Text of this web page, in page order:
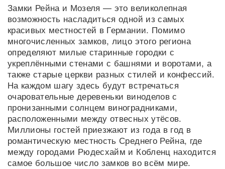
Замки Рейна и Мозеля — это великолепная
возможность насладиться одной из самых
красивых местностей в Германии. Помимо
многочисленных замков, лицо этого региона
определяют милые старинные городки с
укреплёнными стенами с башнями и воротами, а
также старые церкви разных стилей и конфессий.
На каждом шагу здесь будут встречаться
очаровательные деревеньки виноделов с
пронизанными солнцем виноградниками,
расположенными между отвесных утёсов.
Миллионы гостей приезжают из года в год в
романтическую местность Среднего Рейна, где
между городами Рюдесхайм и Кобленц находится
самое большое число замков во всём мире.